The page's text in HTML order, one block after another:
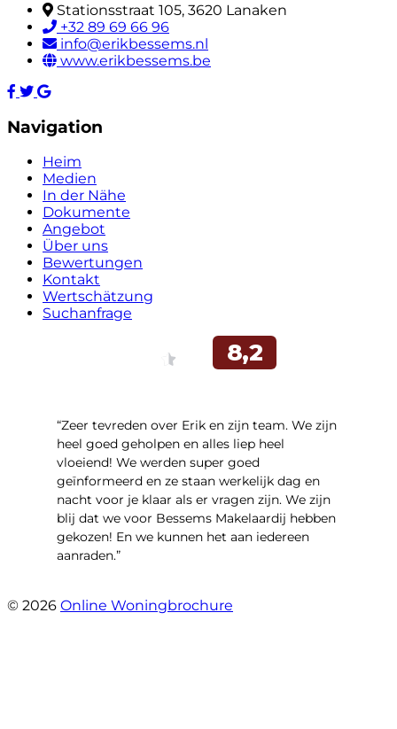
Stationsstraat 105, 3620 Lanaken
+32 89 69 66 96
info@erikbessems.nl
www.erikbessems.be
Navigation
Heim
Medien
In der Nähe
Dokumente
Angebot
Über uns
Bewertungen
Kontakt
Wertschätzung
Suchanfrage
“Zeer tevreden over Erik en zijn team. We zijn
heel goed geholpen en alles liep heel
vloeiend! We werden super goed
geïnformeerd en ze staan werkelijk dag en
nacht voor je klaar als er vragen zijn. We zijn
blij dat we voor Bessems Makelaardij hebben
gekozen! En we kunnen het aan iedereen
aanraden.”
© 2026 Online Woningbrochure